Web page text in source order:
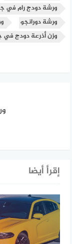
ورشة دودج رام في
ورشة دورانجو
وزن أذرعة دودج في
إقرأ أيضا